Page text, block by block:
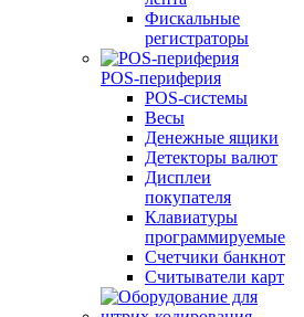
Фискальные
регистраторы
POS-периферия
POS-системы
Весы
Денежные ящики
Детекторы валют
Дисплеи
покупателя
Клавиатуры
программируемые
Счетчики банкнот
Считыватели карт